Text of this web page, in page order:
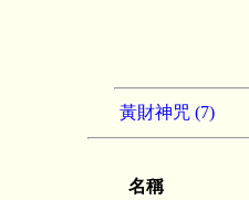
黃財神咒 (7)
名稱